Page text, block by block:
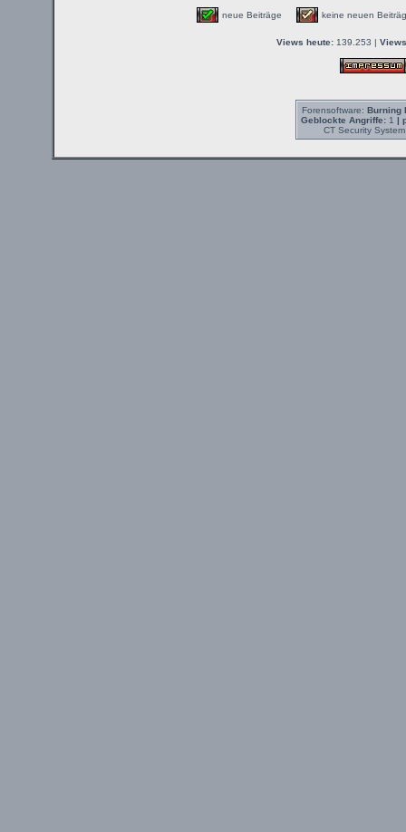
neue Beiträge keine neuen
Views heute:139.253 |
Forensoftware: Burning
Geblockte Angriffe:1 |
CT Security